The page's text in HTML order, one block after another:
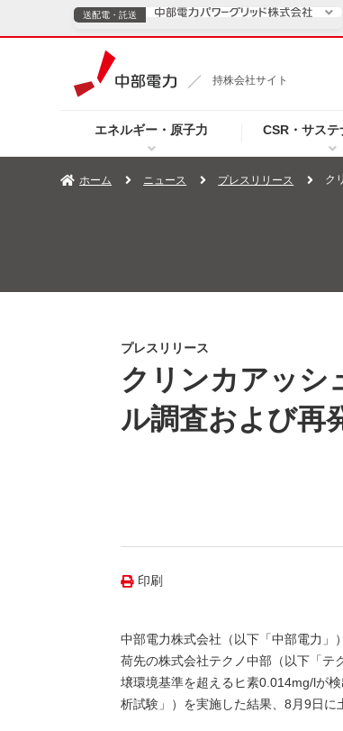
持株会社サイト
エネルギー・原子力 CSR・サステ
送配電・託送
TOPページへ
ニュース （新しいウィンドウを開きます）
よくあるご質問・お問い
電気・ガスのご契
TOPページへ
ホーム ニュース プレスリリース ク
プレスリリース
クリンカアッシ
ル調査および再
印刷
中部電力株式会社（以下「中部電力」
荷先の株式会社テクノ中部（以下「テ
壌環境基準を超えるヒ素0.014mg/lが
析試験」）を実施した結果、8月9日に